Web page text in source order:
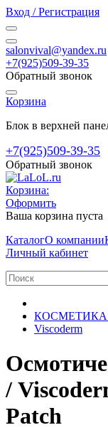
Вход / Регистрация
salonvival@yandex.ru
+7(925)509-39-35
Обратный звонок
Корзина
Блок в верхней
+7(925)509-39-35
Обратный звонок
Корзина:
Оформить
Ваша корзина пуста
КаталогО компании
Личный кабинет
Viscoderm
/
Patch